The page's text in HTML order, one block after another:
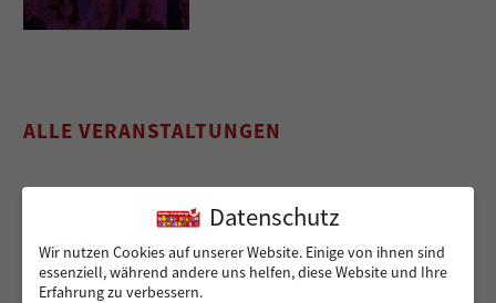
ALLE VERANSTALTUNGEN
Datenschutz
Wir nutzen Cookies auf unserer Website. Einige von ihnen sind
essenziell, während andere uns helfen, diese Website und Ihre
Erfahrung zu verbessern.